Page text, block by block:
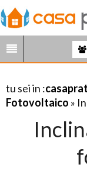
tu sei in :
Fotovoltaico »